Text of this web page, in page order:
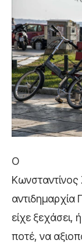
Ο
αντιδημαρχία
είχε ξεχάσει,
ποτέ, να